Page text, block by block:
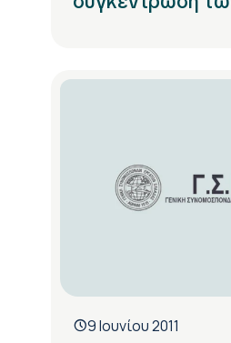
9 Ιουνίου 2011